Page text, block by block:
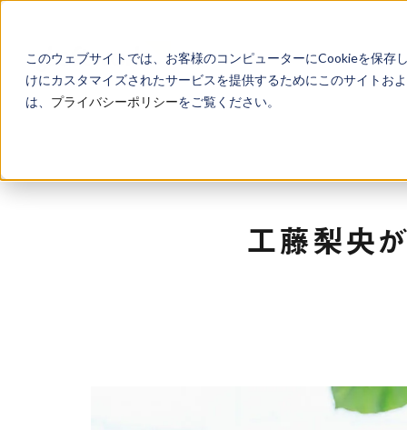
このウェブサイトでは、お客様のコンピューターにCookieを保
けにカスタマイズされたサービスを提供するためにこのサイトお
は、 プライバシーポリシーをご覧ください。
工藤梨央